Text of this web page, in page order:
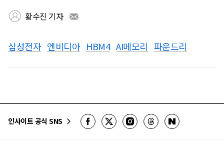
황수진 기자
삼성전자 엔비디아 HBM4 AI메모리 파운드리
인사이트 공식 SNS